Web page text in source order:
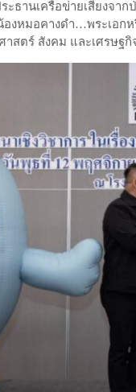
ะธานเครือข่ายเสียงจา
งหมอคางดำ…พระเอกห
สตร์ สังคม และเศรษฐกิ